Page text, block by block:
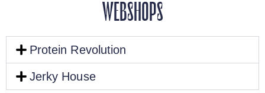
WEBSHOPS
Protein Revolution
Jerky House